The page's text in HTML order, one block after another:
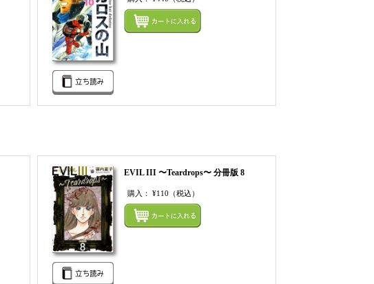
まとめてカートにいれる
まとめてカートにいれる
EVIL III 〜Teardrops〜 分冊版 8
購入：¥110 （税込）